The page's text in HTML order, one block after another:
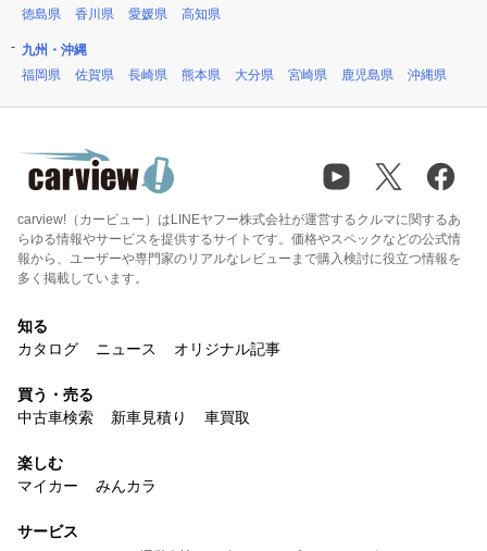
徳島県
香川県 愛媛県 高知県
九州・沖縄
福岡県
佐賀県 長崎県 熊本県 大分県 宮崎県 鹿児島県 沖縄県
carview!（カービュー）はLINEヤフー株式会社が運営するクルマに関するあ
らゆる情報やサービスを提供するサイトです。価格やスペックなどの公式情
報から、ユーザーや専門家のリアルなレビューまで購入検討に役立つ情報を
多く掲載しています。
知る
カタログ
ニュース オリジナル記事
買う・売る
中古車検索
新車見積り 車買取
楽しむ
マイカー
みんカラ
サービス